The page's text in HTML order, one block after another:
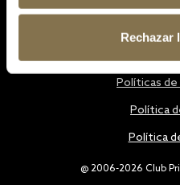
Rechazar
@ 2006-2026 Club
Políticas
Política
Política